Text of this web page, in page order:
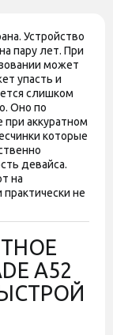
Устройство
пару лет. При
может
упасть и
слишком
Оно по
аккуратном
которые
девайса.
на
не
A52